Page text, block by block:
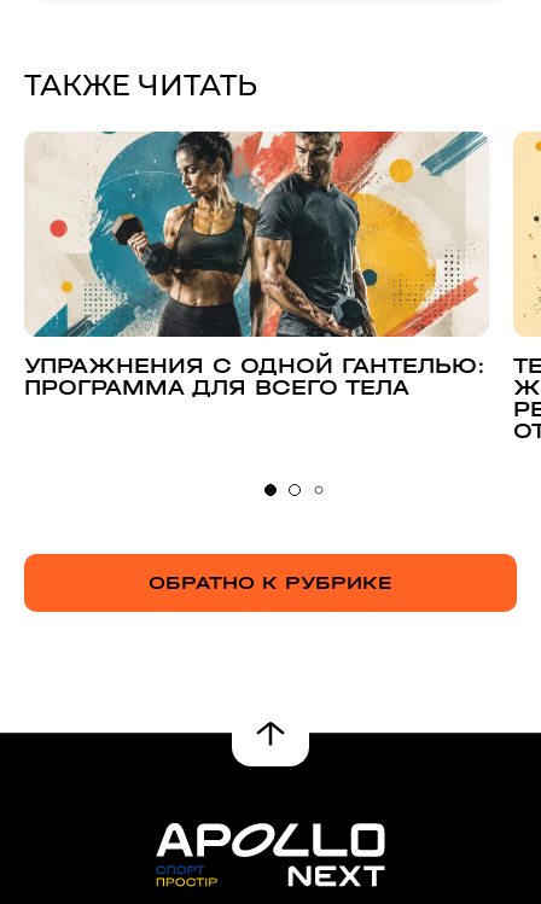
ТАКЖЕ ЧИТАТЬ
УПРАЖНЕНИЯ С ОДНОЙ ГАНТЕЛЬЮ:
ПРОГРАММА ДЛЯ ВСЕГО ТЕЛА
ОБРАТНО К РУБРИКЕ